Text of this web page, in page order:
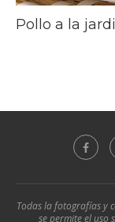
Pollo a la
Todas la fotografías y
se permite el uso